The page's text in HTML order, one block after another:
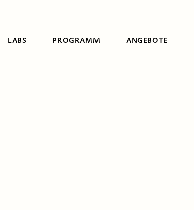
LABS PROGRAMM ANGEBOTE